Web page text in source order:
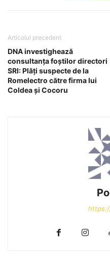
Articolul precedent
DNA investighează
consultanța foștilor directori
SRI: Plăți suspecte de la
Romelectro către firma lui
Coldea și Cocoru